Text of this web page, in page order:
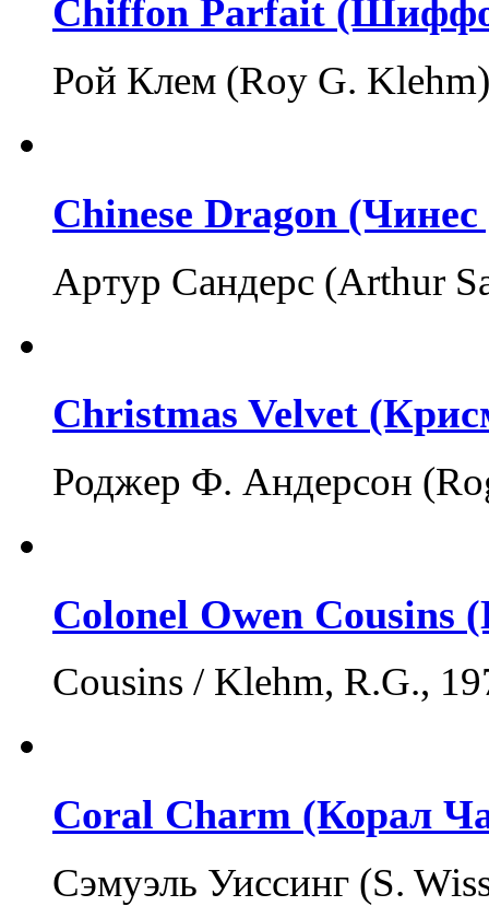
Chiffon Parfait
Рой Клем (Roy G.
Chinese Dragon
Артур Сандерс (Arthur
Christmas Velvet
Роджер Ф. Андерсон
Colonel Owen Cousins
Cousins / Klehm, R.G.,
Coral Charm (Корал
Сэмуэль Уиссинг (S.